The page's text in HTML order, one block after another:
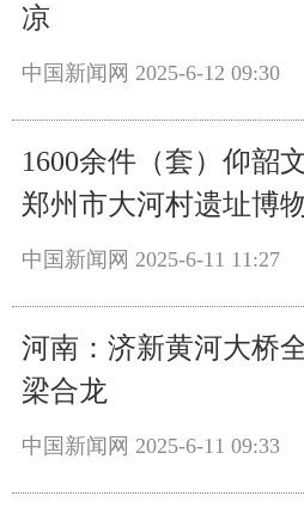
凉
中国新闻网 2025-6-12 09:30
1600余件（套）仰韶
郑州市大河村遗址博
中国新闻网 2025-6-11 11:27
河南：济新黄河大桥
梁合龙
中国新闻网 2025-6-11 09:33